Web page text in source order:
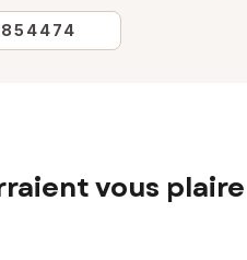
854474
vous plaire